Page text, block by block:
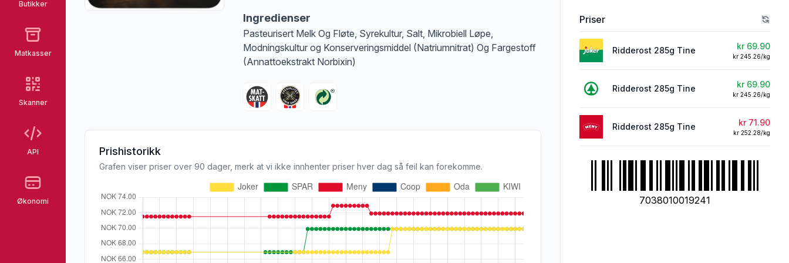
Butikker
Matkasser
Skanner
API
Økonomi
Ingredienser
Pasteurisert Melk Og Fløte, Syrekultur, Salt, Mikrobiell Løpe,
Modningskultur og Konserveringsmiddel (Natriumnitrat) Og Fargestoff
(Annattoekstrakt Norbixin)
Prishistorikk
Grafen viser priser over 90 dager, merk at vi ikke innhenter priser hver dag så feil kan forekomme.
Priser
Ridderost 285g Tine kr 69.90
kr 245.26/kg
Ridderost 285g Tine kr 69.90
kr 245.26/kg
Ridderost 285g Tine kr 71.90
kr 252.28/kg
7038010019241